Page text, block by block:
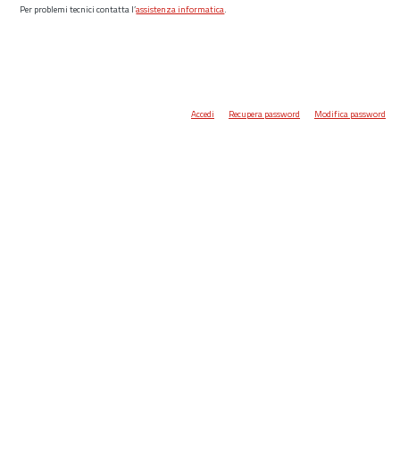
Per problemi tecnici contatta l’assistenza informatica.
Accedi Recupera password Modifica password